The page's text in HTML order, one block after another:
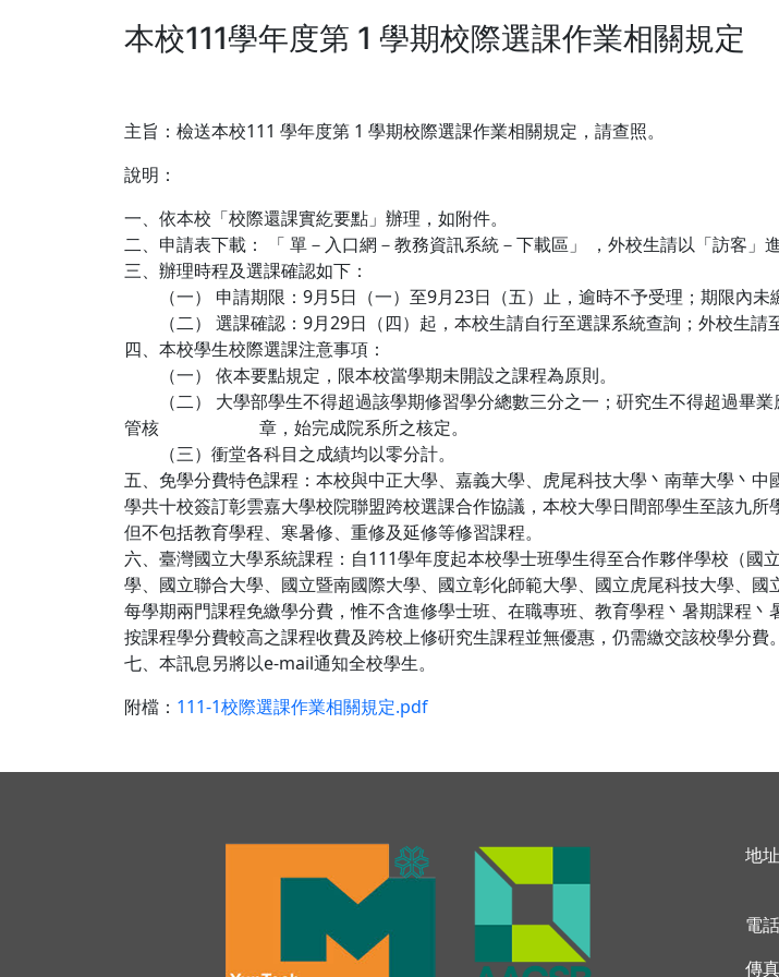
本校111學年度第 1 學期校際選課作業相關規定
主旨：檢送本校111 學年度第 1 學期校際選課作業相關規定，請查照。
說明：
一、依本校「校際還課實紇要點」辦理，如附件。
二、申請表下載： 「 單－入口網－教務資訊系統－下載區」 ，外校生請以「訪客」進
三、辦理時程及選課確認如下：
（一） 申請期限：9月5日（一）至9月23日（五）止，逾時不予受理；期限內未
（二） 選課確認：9月29日（四）起，本校生請自行至選課系統查詢；外校生請
四、本校學生校際選課注意事項：
（一） 依本要點規定，限本校當學期未開設之課程為原則。
（二） 大學部學生不得超過該學期修習學分總數三分之一；硏究生不得超過畢
管核 章，始完成院系所之核定。
（三）衝堂各科目之成績均以零分計。
五、免學分費特色課程：本校與中正大學、嘉義大學、虎尾科技大學丶南華大學丶
學共十校簽訂彰雲嘉大學校院聯盟跨校選課合作協議，本校大學日間部學生至該九
但不包括教育學程、寒暑修、重修及延修等修習課程。
六、臺灣國立大學系統課程：自111學年度起本校學士班學生得至合作夥伴學校（
學、國立聯合大學、國立暨南國際大學、國立彰化師範大學、國立虎尾科技大學、
每學期兩門課程免繳學分費，惟不含進修學士班、在職專班、教育學程丶暑期課程
按課程學分費較高之課程收費及跨校上修硏究生課程並無優惠，仍需繳交該校學分費。
七、本訊息另將以e-mail通知全校學生。
附檔： 111-1校際選課作業相關規定.pdf
地
電
傳